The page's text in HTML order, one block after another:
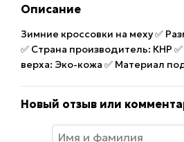
Описание
Зимние кроссовки на меху ✅
✅ Страна производитель: КНР
верха: Эко-кожа ✅ Материал
Новый отзыв или